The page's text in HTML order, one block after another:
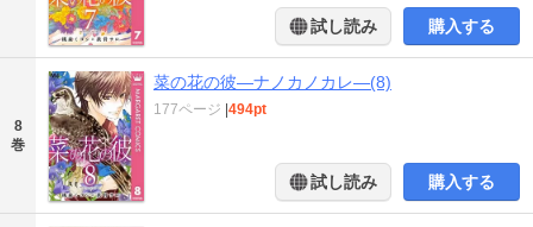
試し読み 購入する
8
巻
菜の花の彼―ナノカノカレ―(8)
177ページ 494pt
試し読み 購入する